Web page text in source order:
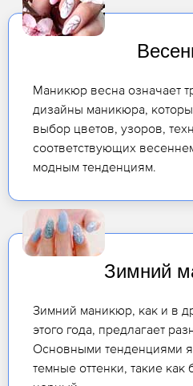
Маникюр весна означает
дизайны маникюра,
выбор цветов, узоров,
соответствующих
модным тенденциям.
Зимний
Зимний маникюр, как и в
этого года, предлагает
Основными тенденциями
темные оттенки, такие как